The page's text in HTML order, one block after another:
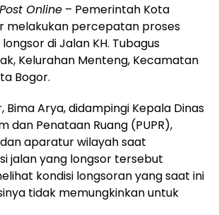
Online – Pemerintah Kota
melakukan percepatan proses
di Jalan KH. Tubagus
Kelurahan Menteng, Kecamatan
Bogor.
Bima Arya, didampingi Kepala Dinas
dan Penataan Ruang (PUPR),
dan aparatur wilayah saat
jalan yang longsor tersebut
kondisi longsoran yang saat ini
tidak memungkinkan untuk